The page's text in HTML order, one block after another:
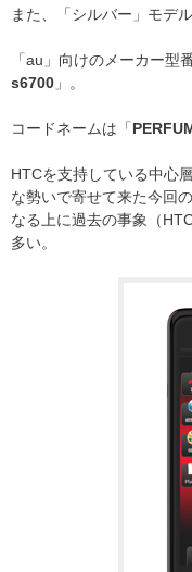
また、「シルバー」モデ
「au」向けのメーカー型
s6700 」。
コードネームは「
HTCを支持している中心
な勢いで寄せて来た今回
なる上に過去の事象（
多い。